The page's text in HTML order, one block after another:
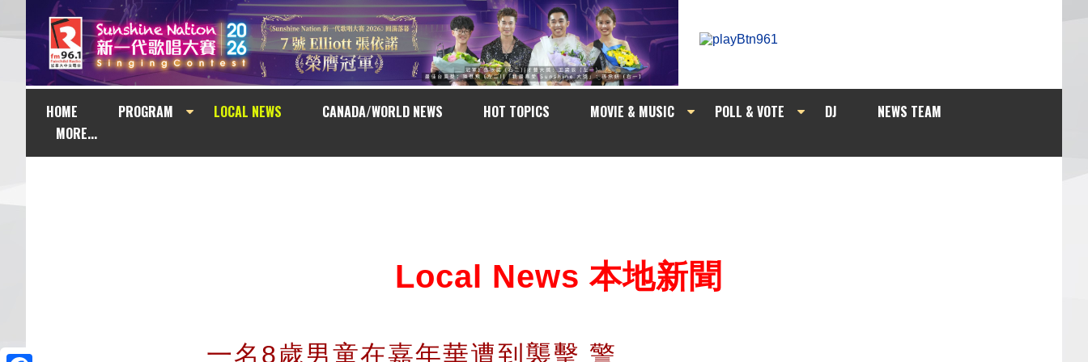
HOME PROGRAM LOCAL NEWS CANADA/WORLD NEWS HOT TOPICS MOVIE & MUSIC POLL & VOTE DJ
NEWS TEAM
MORE...
Local News 本地新聞
一名8歲男童在嘉年華遭到襲擊 警